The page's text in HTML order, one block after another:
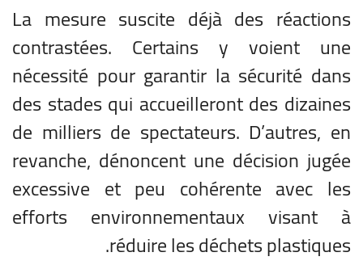
La mesure suscite déjà des réactions
contrastées. Certains y voient une
nécessité pour garantir la sécurité dans
des stades qui accueilleront des dizaines
de milliers de spectateurs. D’autres, en
revanche, dénoncent une décision jugée
excessive et peu cohérente avec les
efforts environnementaux visant à
réduire les déchets plastiques.